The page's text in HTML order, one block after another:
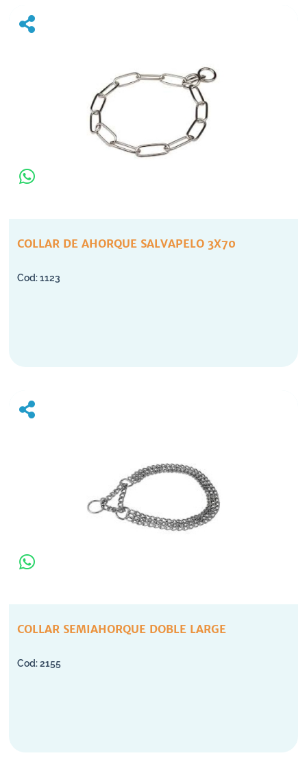
COLLAR DE AHORQUE SALVAPELO 3X70
1123
COLLAR SEMIAHORQUE DOBLE LARGE
2155